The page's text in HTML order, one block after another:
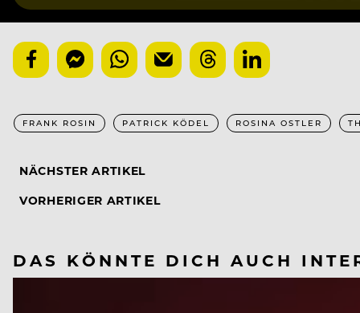
FRANK ROSIN PATRICK KÖDEL ROSINA OSTLER
NÄCHSTER ARTIKEL
VORHERIGER ARTIKEL
DAS KÖNNTE DICH AUCH